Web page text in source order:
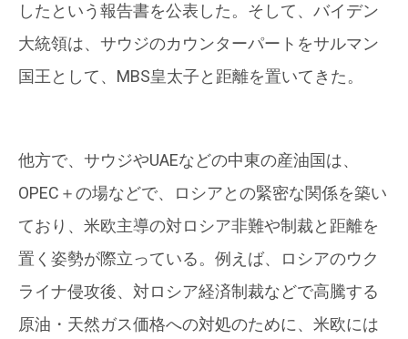
したという報告書を公表した。そして、バイデン
大統領は、サウジのカウンターパートをサルマン
国王として、MBS皇太子と距離を置いてきた。
他方で、サウジやUAEなどの中東の産油国は、
OPEC＋の場などで、ロシアとの緊密な関係を築い
ており、米欧主導の対ロシア非難や制裁と距離を
置く姿勢が際立っている。例えば、ロシアのウク
ライナ侵攻後、対ロシア経済制裁などで高騰する
原油・天然ガス価格への対処のために、米欧には